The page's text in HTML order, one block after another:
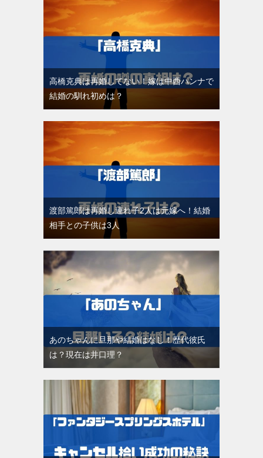
高橋克典は再婚してない！嫁は中西ハンナで
結婚の馴れ初めは？
渡部篤郎は再婚し連れ子2人は元嫁へ！結婚
相手との子供は3人
あのちゃんに旦那や結婚はなし！歴代彼氏
は？現在は井口理？